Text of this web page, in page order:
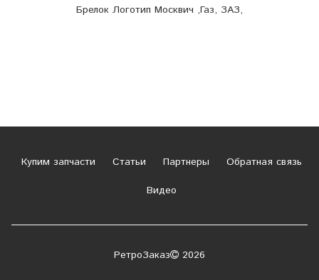
Брелок Логотип Москвич ,Газ, ЗАЗ,
Купим запчасти Статьи Партнеры
Обратная связь
Видео
РетроЗаказ 2026